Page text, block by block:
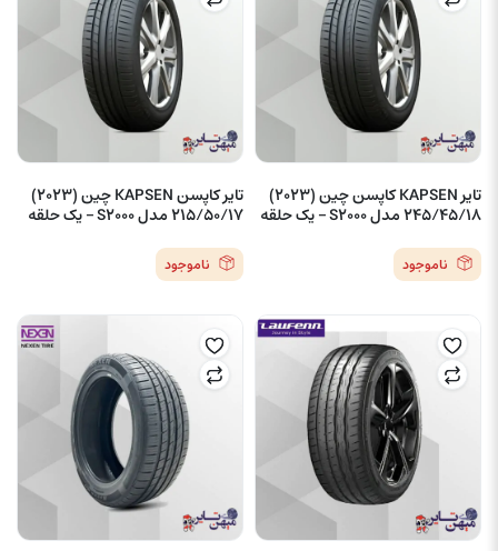
تایر KAPSEN کاپسن چین (2023)
245/45/18 مدل S2000 – یک حلقه
ناموجود
تایر کاپسن KAPSEN چین (2023)
215/50/17 مدل S2000 – یک حلقه
ناموجود